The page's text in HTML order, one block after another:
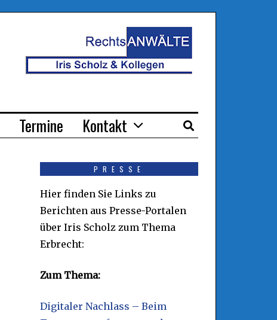
Termine Kontakt
PRESSE
Hier finden Sie Links zu
Berichten aus Presse-Portalen
über Iris Scholz zum Thema
Erbrecht:
Zum Thema:
Digitaler Nachlass – Beim